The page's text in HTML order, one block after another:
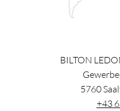
BILTON
5760
+43